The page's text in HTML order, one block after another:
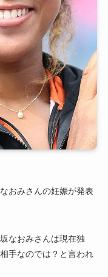
おみさんの妊娠が発表
なおみさんは現在独
手なのでは？と言われ